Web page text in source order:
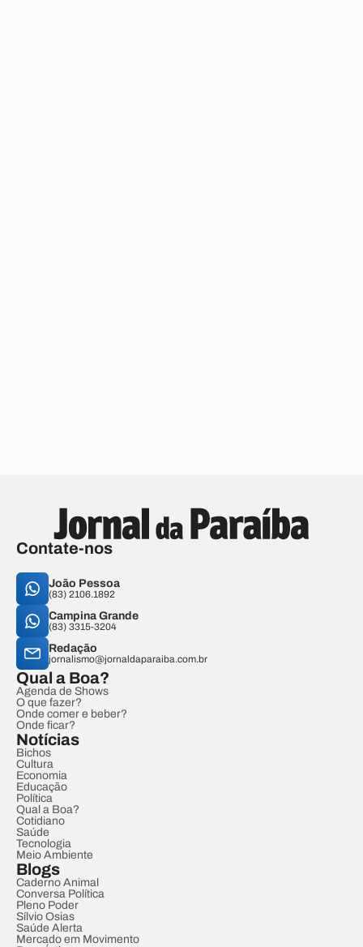
Contate-nos
João Pessoa
(83) 2106.1892
Campina Grande
(83) 3315-3204
Redação
jornalismo@jornaldaparaiba.com.br
Qual a Boa?
Agenda de Shows
O que fazer?
Onde comer e beber?
Onde ficar?
Notícias
Bichos
Cultura
Economia
Educação
Política
Qual a Boa?
Cotidiano
Saúde
Tecnologia
Meio Ambiente
Blogs
Caderno Animal
Conversa Política
Pleno Poder
Sílvio Osias
Saúde Alerta
Mercado em Movimento